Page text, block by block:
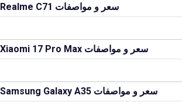
سعر و مواصفات Realme C71
سعر و مواصفات Xiaomi 17 Pro Max
سعر و مواصفات Samsung Galaxy A35